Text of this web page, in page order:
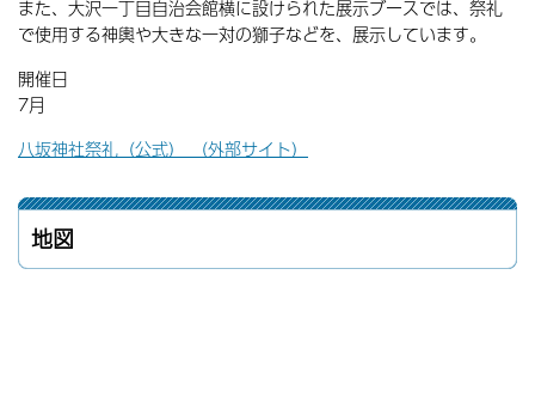
また、大沢一丁目自治会館横に設けられた展示ブースでは、祭礼
で使用する神輿や大きな一対の獅子などを、展示しています。
開催日
7月
八坂神社祭礼（公式） （外部サイト）
地図